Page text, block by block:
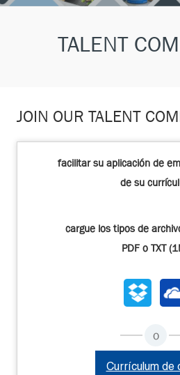
TALENT
JOIN OUR TALENT
facilitar su aplicación de
de su
cargue los tipos de
PDF o TXT
o
Currículum de